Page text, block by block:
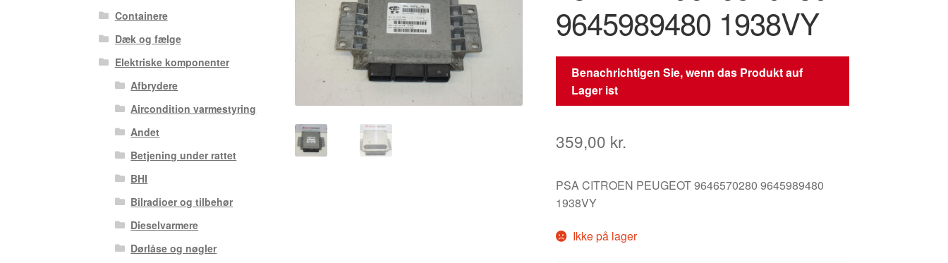
9645989480 1938VY
Benachrichtigen Sie, wenn das Produkt auf
Lager ist
359,00 kr.
PSA CITROEN PEUGEOT 9646570280 9645989480
1938VY
Ikke på lager
Containere
Dæk og fælge
Elektriske komponenter
Afbrydere
Aircondition varmestyring
Andet
Betjening under rattet
BHI
Bilradioer og tilbehør
Dieselvarmere
Dørlåse og nøgler